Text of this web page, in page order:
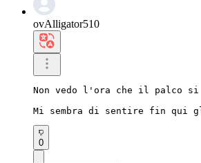
ovAlligator510
Non vedo l'ora che il palco
Mi sembra di sentire fin qui
0